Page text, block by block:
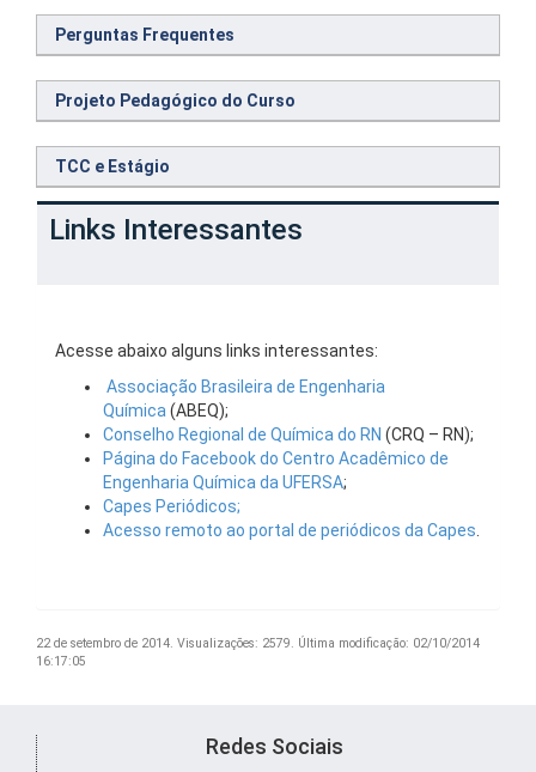
Perguntas Frequentes
Projeto Pedagógico do Curso
TCC e Estágio
Links Interessantes
Acesse abaixo alguns links interessantes:
Associação Brasileira de Engenharia
Química (ABEQ);
Conselho Regional de Química do RN (CRQ – RN);
Página do Facebook do Centro Acadêmico de
Engenharia Química da UFERSA;
Capes Periódicos;
Acesso remoto ao portal de periódicos da Capes
22 de setembro de 2014. Visualizações: 2579. Última modificação: 02/10/2014
16:17:05
Redes Sociais